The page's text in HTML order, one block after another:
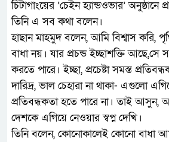
চিটাগাংয়ের ‘চেইন হ্যান্ডওভার’ অনুষ্ঠানে
তিনি এ সব কথা বলেন।
হাছান মাহমুদ বলেন, আমি বিশ্বাস করি,
বাধা নয়। যার প্রচন্ড ইচ্ছাশক্তি
করতে পারে। ইচ্ছা, প্রচেষ্টা সমস্ত
দারিদ্র, ভাল চেহারা না থাকা- এগুলো
প্রতিবন্ধকতা হতে পারে না। তাই আসুন,
দেশকে এগিয়ে নেওয়ার স্বপ্ন দেখি।
তিনি বলেন, কোনোকালেই কোনো বাধা